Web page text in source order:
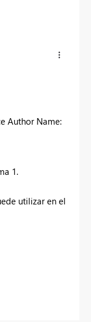
Author Name:
1.
utilizar en el